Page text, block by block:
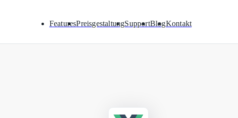
FeaturesPreisgestaltungSupportBlogKontakt